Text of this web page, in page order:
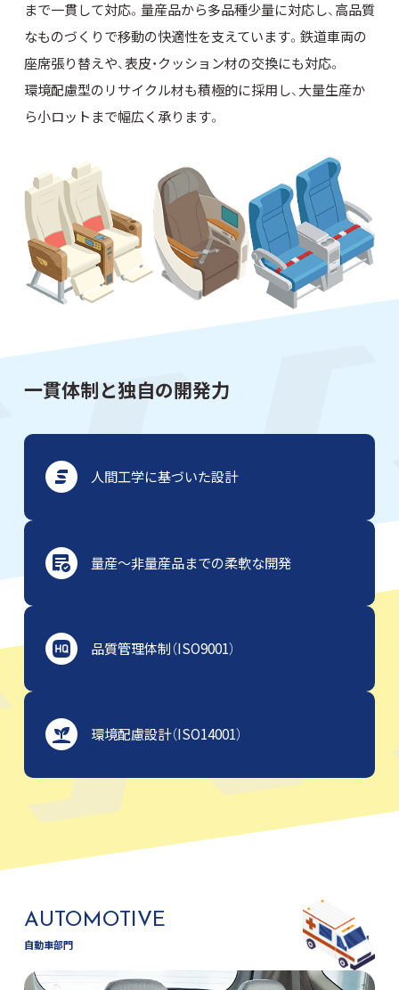
まで一貫して対応。量産品から多品種少量に対応し、高品質
なものづくりで移動の快適性を支えています。 鉄道車両の
座席張り替えや、表皮・クッション材の交換にも対応。
環境配慮型のリサイクル材も積極的に採用し、大量生産か
ら小ロットまで幅広く承ります。
一貫体制と独自の開発力
人間工学に基づいた設計
量産～非量産品までの柔軟な開発
品質管理体制（ISO9001）
環境配慮設計（ISO14001）
AUTOMOTIVE
自動車部門